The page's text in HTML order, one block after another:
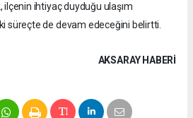
ilçenin ihtiyaç duyduğu ulaşım
süreçte de devam edeceğini belirtti.
AKSARAY HABERİ